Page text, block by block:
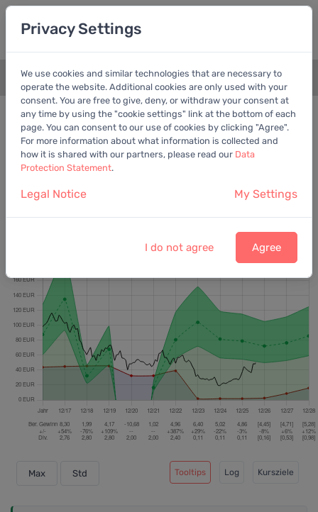
+
Bewertungschart Bereinigter Gewinn
Empfohlene Metrik
Bayer Aktiengesellschaft
Letzter Kurs:49,81 EURvom7.8.2026
Max Std Tooltips Log Kursziele
Privacy Settings
We use cookies and similar technologies that are necessary to
operate the website. Additional cookies are only used with your
consent. You are free to give, deny, or withdraw your consent at
any time by using the "cookie settings" link at the bottom of each
page. You can consent to our use of cookies by clicking "Agree".
For more information about what information is collected and
how it is shared with our partners, please read our Data
Protection Statement.
Legal Notice My Settings
I do not agree Agree